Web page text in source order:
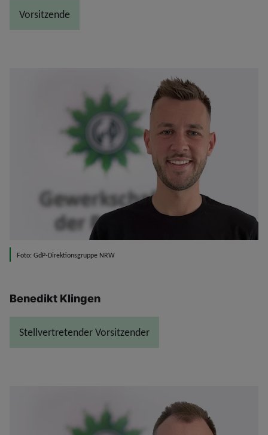
Vorsitzende
Foto: GdP-Direktionsgruppe NRW
Benedikt Klingen
Stellvertretender Vorsitzender